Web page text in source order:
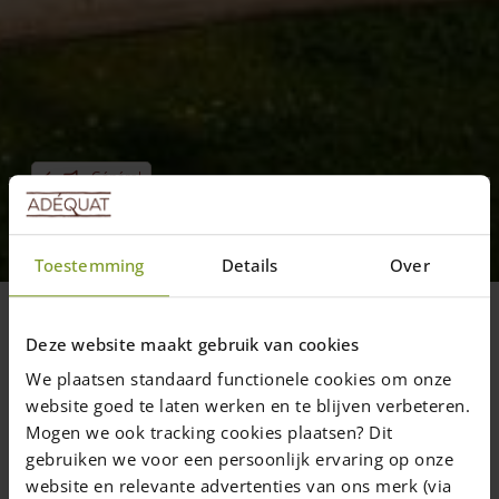
Toestemming Details Over
Deze website maakt gebruik van cookies
We plaatsen standaard functionele cookies om onze
website goed te laten werken en te blijven verbeteren.
Mogen we ook tracking cookies plaatsen? Dit
gebruiken we voor een persoonlijk ervaring op onze
website en relevante advertenties van ons merk (via
Général
Utilisation de piquets en bois
pour un jeu extérieur
13 février 2019 —
5 min read
Quels sont les piquets en bois qui
conviennent le mieux pour un jeu